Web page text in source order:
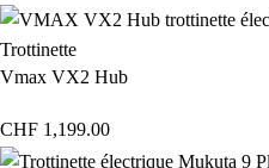
Trottinette
Vmax VX2 Hub
CHF 1,199.00